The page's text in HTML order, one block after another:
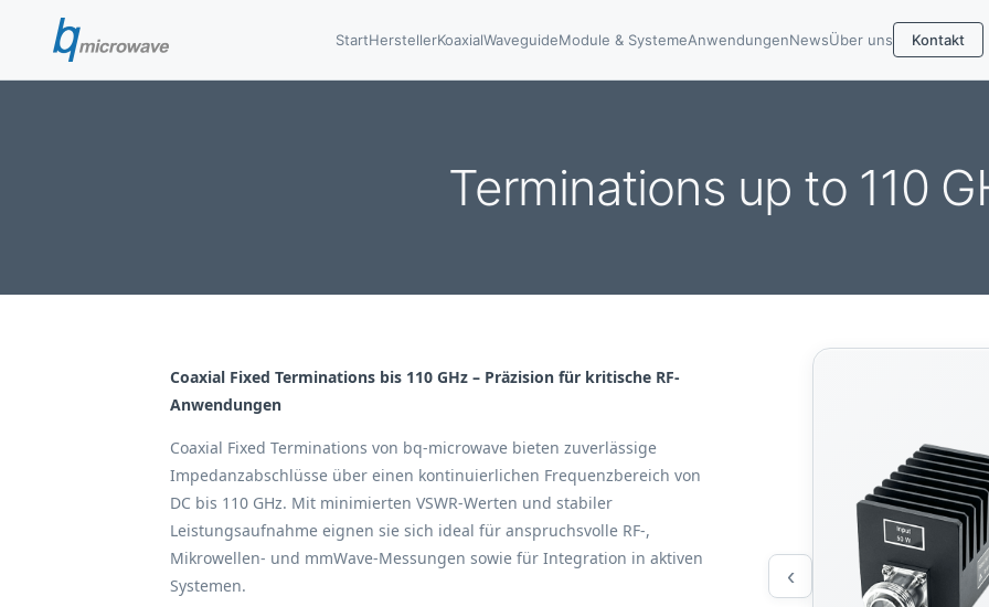
StartHerstellerKoaxialWaveguideModule & SystemeAnwendungenNewsÜber uns Kontakt
Terminations up to 110
Coaxial Fixed Terminations bis 110 GHz – Präzision für kritische RF-
Anwendungen
Coaxial Fixed Terminations von bq-microwave bieten zuverlässige
Impedanzabschlüsse über einen kontinuierlichen Frequenzbereich von
DC bis 110 GHz. Mit minimierten VSWR-Werten und stabiler
Leistungsaufnahme eignen sie sich ideal für anspruchsvolle RF-,
Mikrowellen- und mmWave-Messungen sowie für Integration in aktiven
Systemen.
‹